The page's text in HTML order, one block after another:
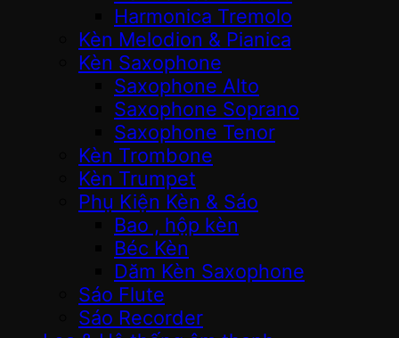
Harmonica Tremolo
Kèn Melodion & Pianica
Kèn Saxophone
Saxophone Alto
Saxophone Soprano
Saxophone Tenor
Kèn Trombone
Kèn Trumpet
Phụ Kiện Kèn & Sáo
Bao , hộp kèn
Béc Kèn
Dăm Kèn Saxophone
Sáo Flute
Sáo Recorder